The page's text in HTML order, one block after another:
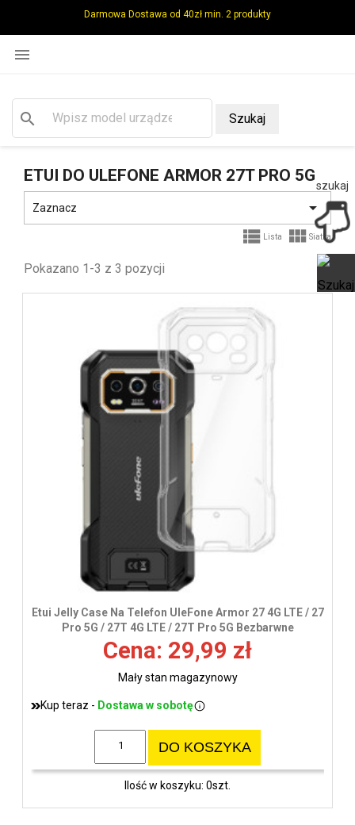
Darmowa Dostawa od 40zł min. 2 produkty

search Szukaj
ETUI DO ULEFONE ARMOR 27T PRO 5G
Zaznacz 
 Lista  Siatka
Pokazano 1-3 z 3 pozycji
Etui Jelly Case Na Telefon UleFone Armor 27 4G LTE / 27
Pro 5G / 27T 4G LTE / 27T Pro 5G Bezbarwne
Cena: 29,99 zł
Mały stan magazynowy
Kup teraz - Dostawa w sobotę
DO KOSZYKA
Ilość w koszyku: 0szt.
szukaj